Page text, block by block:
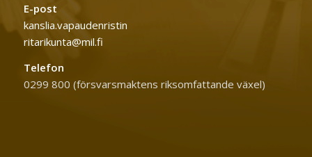
E-post
kanslia.vapaudenristin
ritarikunta@mil.fi
Telefon
0299 800 (försvarsmaktens riksomfattande växel)